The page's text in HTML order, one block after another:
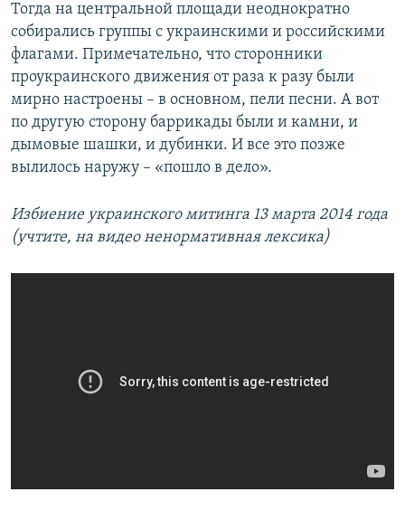
Тогда на центральной площади неоднократно
собирались группы с украинскими и российскими
флагами. Примечательно, что сторонники
проукраинского движения от раза к разу были
мирно настроены – в основном, пели песни. А вот
по другую сторону баррикады были и камни, и
дымовые шашки, и дубинки. И все это позже
вылилось наружу – «пошло в дело».
Избиение украинского митинга 13 марта 2014 года
(учтите, на видео ненормативная лексика)